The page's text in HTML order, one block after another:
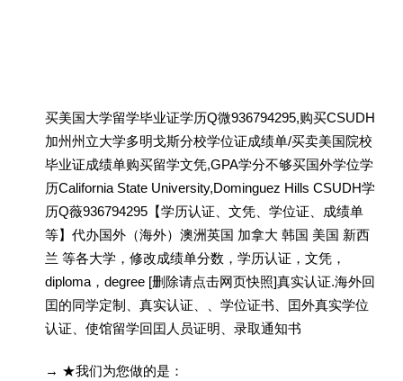
买美国大学留学毕业证学历Q微936794295,购买CSUDH
加州州立大学多明戈斯分校学位证成绩单/买卖美国院校
毕业证成绩单购买留学文凭,GPA学分不够买国外学位学
历California State University,Dominguez Hills CSUDH学
历Q薇936794295【学历认证、文凭、学位证、成绩单
等】代办国外（海外）澳洲英国 加拿大 韩国 美国 新西
兰 等各大学，修改成绩单分数，学历认证，文凭，
diploma，degree [删除请点击网页快照]真实认证.海外回
囯的同学定制、真实认证、、学位证书、囯外真实学位
认证、使馆留学回囯人员证明、录取通知书
→ ★我们为您做的是：